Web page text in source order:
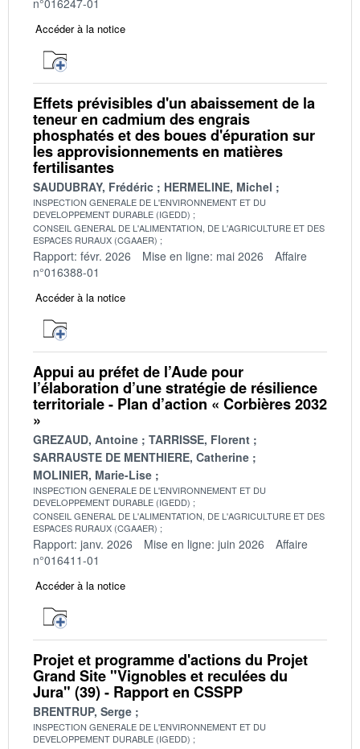
n°016247-01
Accéder à la notice
Effets prévisibles d'un abaissement de la
teneur en cadmium des engrais
phosphatés et des boues d'épuration sur
les approvisionnements en matières
fertilisantes
SAUDUBRAY, Frédéric HERMELINE, Michel
INSPECTION GENERALE DE L'ENVIRONNEMENT ET DU
DEVELOPPEMENT DURABLE (IGEDD)
CONSEIL GENERAL DE L'ALIMENTATION, DE L'AGRICULTURE ET DES
ESPACES RURAUX (CGAAER)
Rapport: févr. 2026 Mise en ligne: mai 2026
Affaire
n°016388-01
Accéder à la notice
Appui au préfet de l’Aude pour
l’élaboration d’une stratégie de résilience
territoriale - Plan d’action « Corbières 2032
»
GREZAUD, Antoine
TARRISSE, Florent
SARRAUSTE DE MENTHIERE, Catherine
MOLINIER, Marie-Lise
INSPECTION GENERALE DE L'ENVIRONNEMENT ET DU
DEVELOPPEMENT DURABLE (IGEDD)
CONSEIL GENERAL DE L'ALIMENTATION, DE L'AGRICULTURE ET DES
ESPACES RURAUX (CGAAER)
Rapport: janv. 2026 Mise en ligne: juin 2026
Affaire
n°016411-01
Accéder à la notice
Projet et programme d'actions du Projet
Grand Site "Vignobles et reculées du
Jura" (39) - Rapport en CSSPP
BRENTRUP, Serge
INSPECTION GENERALE DE L'ENVIRONNEMENT ET DU
DEVELOPPEMENT DURABLE (IGEDD)